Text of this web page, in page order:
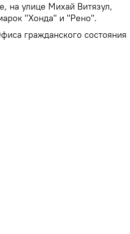
на улице Михай Витязул,
"Хонда" и "Рено".
гражданского состояния